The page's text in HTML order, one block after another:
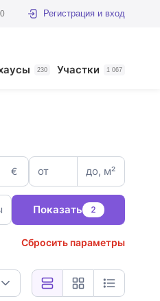
0 Регистрация и вход
230 Участки 1 067
€ от до, м²
Показать 2
Сбросить параметры